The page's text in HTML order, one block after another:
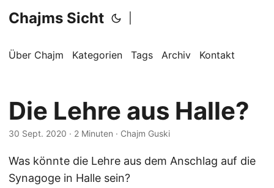
Chajms Sicht
Über Chajm Kategorien Tags Archiv Kontakt
Die Lehre aus Halle?
30 Sept. 2020 · 2 Minuten · Chajm Guski
Was könnte die Lehre aus dem Anschlag auf die
Synagoge in Halle sein?